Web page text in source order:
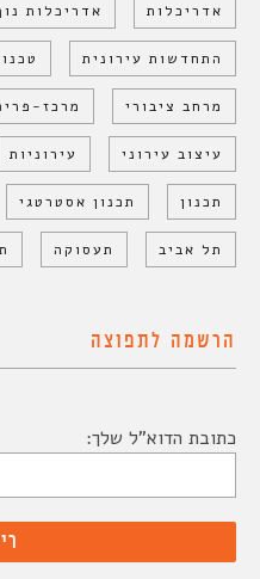
אדריכלות אדריכלות
התחדשות עירונית
מרחב ציבורי מרכז-
עיצוב עירוני עירוניות
תכנון תכנון אסטרטגי
תל אביב תעסוקה
הרשמה לתפוצה
כתובת הדוא"ל שלך: